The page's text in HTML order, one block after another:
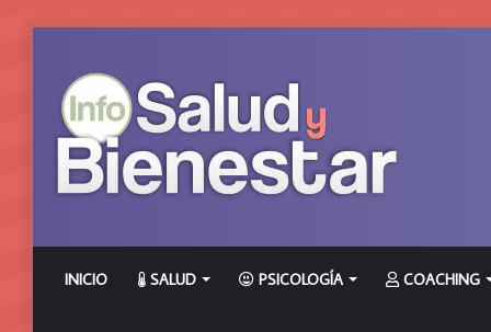
INICIO SALUD PSICOLOGÍA COACHING